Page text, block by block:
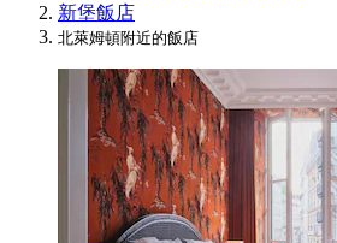
新堡飯店
北萊姆頓附近的飯店